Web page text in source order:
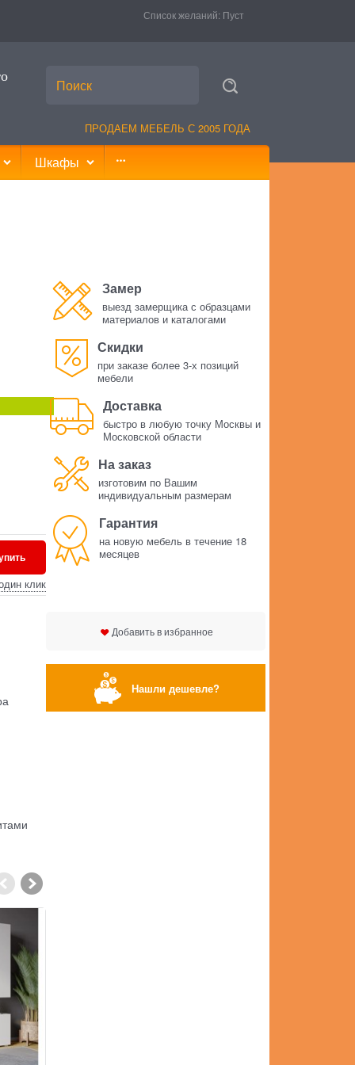
Список желаний: Пуст
ПРОДАЕМ МЕБЕЛЬ С 2005 ГОДА
Шкафы
клик
Замер
выезд замерщика с образцами
материалов и каталогами
Скидки
при заказе более 3-х позиций
мебели
Доставка
быстро в любую точку Москвы и
Московской области
На заказ
изготовим по Вашим
индивидуальным размерам
Гарантия
на новую мебель в течение 18
месяцев
Добавить в избранное
Нашли дешевле?